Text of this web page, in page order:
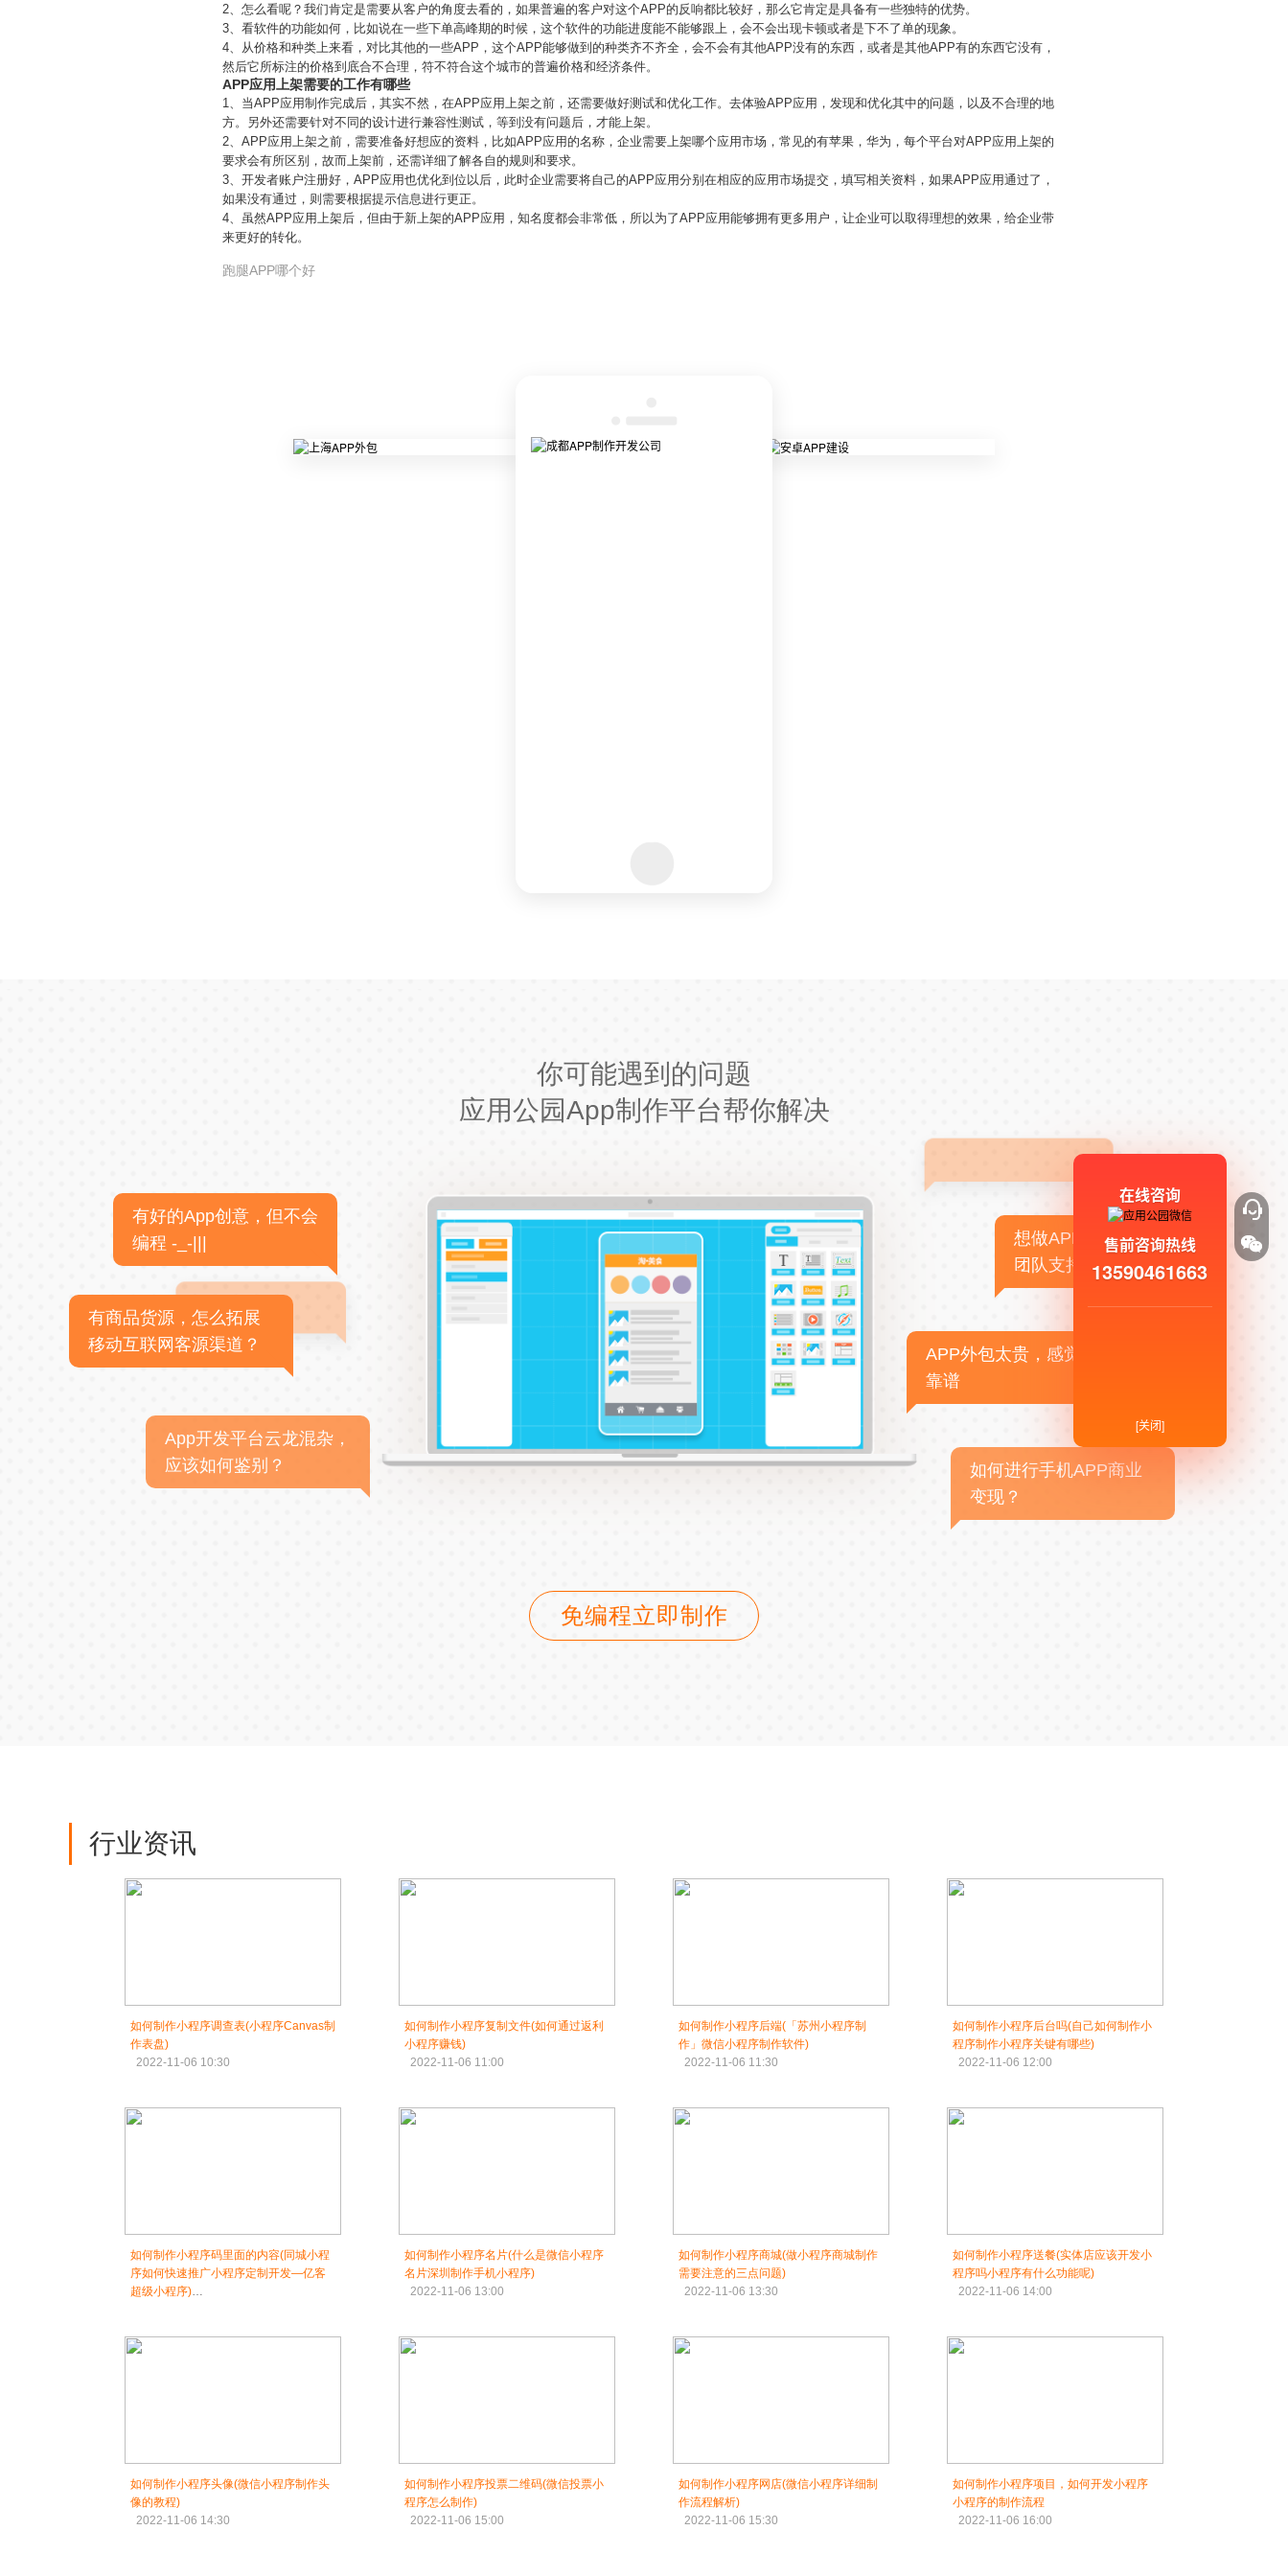
2、怎么看呢？我们肯定是需要从客户的角度去看的，如果普遍的客户对这个APP的反响都比较好，那么它肯定是具备有一些独特的优势。
3、看软件的功能如何，比如说在一些下单高峰期的时候，这个软件的功能进度能不能够跟上，会不会出现卡顿或者是下不了单的现象。
4、从价格和种类上来看，对比其他的一些APP，这个APP能够做到的种类齐不齐全，会不会有其他APP没有的东西，或者是其他APP有的东西它没有，
然后它所标注的价格到底合不合理，符不符合这个城市的普遍价格和经济条件。
APP应用上架需要的工作有哪些
1、当APP应用制作完成后，其实不然，在APP应用上架之前，还需要做好测试和优化工作。去体验APP应用，发现和优化其中的问题，以及不合理的地
方。另外还需要针对不同的设计进行兼容性测试，等到没有问题后，才能上架。
2、APP应用上架之前，需要准备好想应的资料，比如APP应用的名称，企业需要上架哪个应用市场，常见的有苹果，华为，每个平台对APP应用上架的
要求会有所区别，故而上架前，还需详细了解各自的规则和要求。
3、开发者账户注册好，APP应用也优化到位以后，此时企业需要将自己的APP应用分别在相应的应用市场提交，填写相关资料，如果APP应用通过了，
如果没有通过，则需要根据提示信息进行更正。
4、虽然APP应用上架后，但由于新上架的APP应用，知名度都会非常低，所以为了APP应用能够拥有更多用户，让企业可以取得理想的效果，给企业带
来更好的转化。
跑腿APP哪个好
你可能遇到的问题
应用公园App制作平台帮你解决
有好的App创意，但不会
编程 -_-|||
有商品货源，怎么拓展
移动互联网客源渠道？
App开发平台云龙混杂，
应该如何鉴别？
想做APP，但没有技术
团队支持
APP外包太贵，感觉不
靠谱
如何进行手机APP商业
变现？
免编程立即制作
行业资讯
如何制作小程序调查表(小程序Canvas制
作表盘)
2022-11-06 10:30
如何制作小程序复制文件(如何通过返利
小程序赚钱)
2022-11-06 11:00
如何制作小程序后端(「苏州小程序制
作」微信小程序制作软件)
2022-11-06 11:30
如何制作小程序后台吗(自己如何制作小
程序制作小程序关键有哪些)
2022-11-06 12:00
如何制作小程序码里面的内容(同城小程
序如何快速推广小程序定制开发—亿客
超级小程序)
如何制作小程序名片(什么是微信小程序
名片深圳制作手机小程序)
2022-11-06 13:00
如何制作小程序商城(做小程序商城制作
需要注意的三点问题)
2022-11-06 13:30
如何制作小程序送餐(实体店应该开发小
程序吗小程序有什么功能呢)
2022-11-06 14:00
如何制作小程序头像(微信小程序制作头
像的教程)
2022-11-06 14:30
如何制作小程序投票二维码(微信投票小
程序怎么制作)
2022-11-06 15:00
如何制作小程序网店(微信小程序详细制
作流程解析)
2022-11-06 15:30
如何制作小程序项目，如何开发小程序
小程序的制作流程
2022-11-06 16:00
在线咨询
售前咨询热线
13590461663
[关闭]